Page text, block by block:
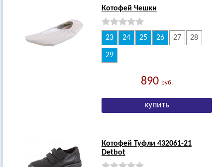
Котофей Чешки
23 24 25 26 27 28
29
890 руб.
Котофей Туфли 432061-21
Detbot